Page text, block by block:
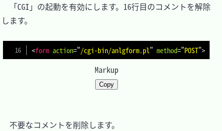
「CGI」の起動を有効にします。16行目のコメントを解除
します。
<form action="/cgi-bin/anlgform.pl" method="POST">
Markup
Copy
不要なコメントを削除します。